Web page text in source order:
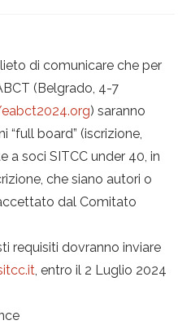
di comunicare che per
(Belgrado, 4-7
) saranno
“full board” (iscrizione,
a soci SITCC under 40, in
che siano autori o
dal Comitato
requisiti dovranno inviare
, entro il 2 Luglio 2024